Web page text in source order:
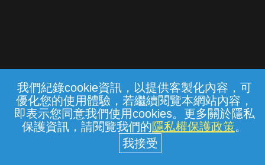
我們紀錄cookie資訊，以提供客製化內容，可
優化您的使用體驗，若繼續閱覽本網站內容，
即表示您同意我們使用cookies。更多關於隱私
保護資訊，請閱覽我們的隱私權保護政策。
常見問題 線上客服 服務條款 隱私權保護
中華電信股份有限公司個人家庭分公司
(統一編號：96979949) © 2026
{{notifyMsg}}